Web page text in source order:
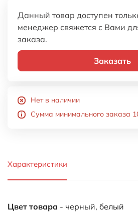
Данный товар доступен
менеджер свяжется с Вами
заказа.
Заказать
Нет в наличии
Сумма минимального заказа
Характеристики
Цвет товара - черный, белый